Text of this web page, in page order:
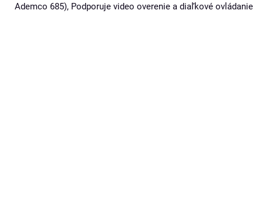
Ademco 685), Podporuje video overenie a diaľkové ovládanie